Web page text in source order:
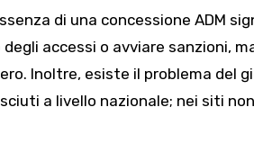
di una concessione ADM
accessi o avviare sanzioni,
Inoltre, esiste il problema del
a livello nazionale; nei siti